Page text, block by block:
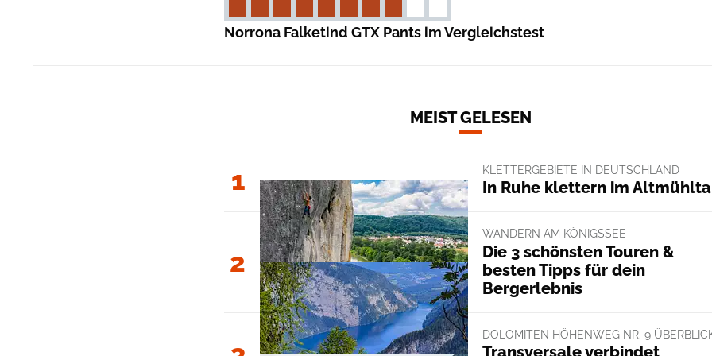
Norrona Falketind GTX Pants im Vergleichstest
MEIST GELESEN
1 KLETTERGEBIETE IN DEUTSCHLAND
In Ruhe klettern im
2
WANDERN AM KÖNIGSSEE
Die 3 schönsten Touren &
besten Tipps für dein
Bergerlebnis
DOLOMITEN HÖHENWEG NR. 9
Transversale verbindet